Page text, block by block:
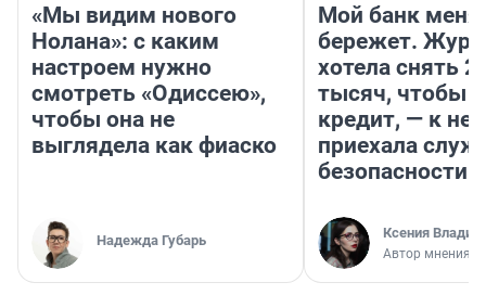
«Мы видим нового
Нолана»: с каким
настроем нужно
смотреть «Одиссею»,
чтобы она не
выглядела как фиаско
Надежда Губарь
Мой банк меня
бережет.
хотела снять
тысяч, чтобы
кредит, — к
приехала
безопасности
Ксения
Автор мнения